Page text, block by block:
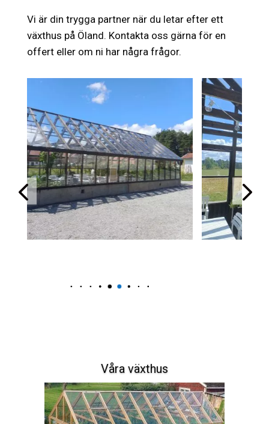
Vi är din trygga partner när du letar efter ett
växthus på Öland. Kontakta oss gärna för en
offert eller om ni har några frågor.
Våra växthus